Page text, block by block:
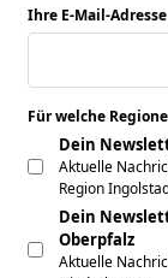
Ihre E-Mail-Adresse
Für welche
Dein
Aktuelle
Region
Dein
Oberpfalz
Aktuelle